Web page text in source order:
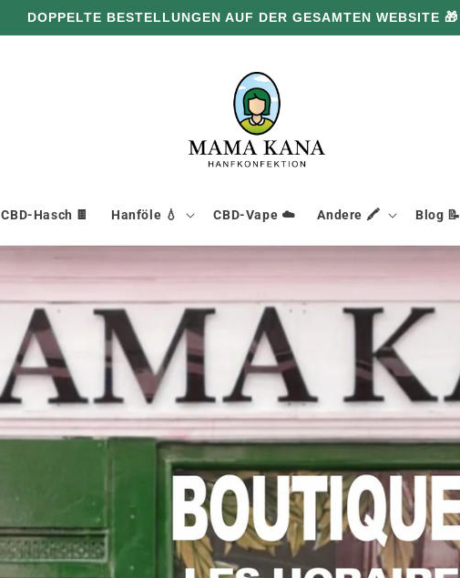
DOPPELTE BESTELLUNGEN AUF DER GESAMTEN WEBSITE 🎁
CBD-Hasch 🍫 Hanföle 💧 CBD-Vape ☁️ Andere 🖍️ Blog 📝